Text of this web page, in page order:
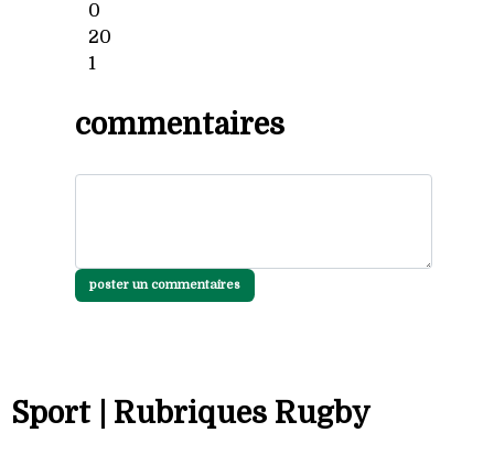
0
20
1
commentaires
poster un commentaires
Sport | Rubriques Rugby